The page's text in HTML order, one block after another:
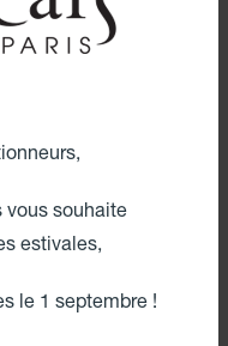
vous souhaite
estivales,
le 1 septembre !